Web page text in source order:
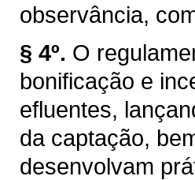
observância,
§ 4º. O
bonificação e
efluentes,
da captação,
desenvolvam